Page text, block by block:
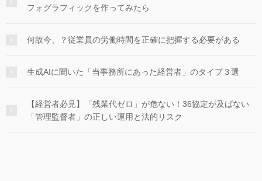
フォグラフィックを作ってみたら
何故今、？従業員の労働時間を正確に把握する必要がある
生成AIに聞いた「当事務所にあった経営者」のタイプ３選
【経営者必見】「残業代ゼロ」が危ない！36協定が及ばない
「管理監督者」の正しい運用と法的リスク